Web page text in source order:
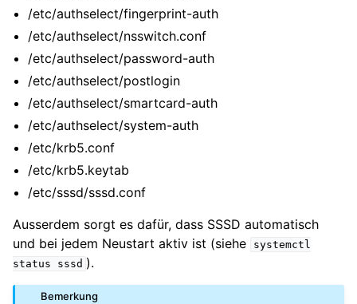
/etc/authselect/fingerprint-auth
/etc/authselect/nsswitch.conf
/etc/authselect/password-auth
/etc/authselect/postlogin
/etc/authselect/smartcard-auth
/etc/authselect/system-auth
/etc/krb5.conf
/etc/krb5.keytab
/etc/sssd/sssd.conf
Ausserdem sorgt es dafür, dass SSSD automatisch
und bei jedem Neustart aktiv ist (siehe
systemctl
status
sssd ).
Bemerkung